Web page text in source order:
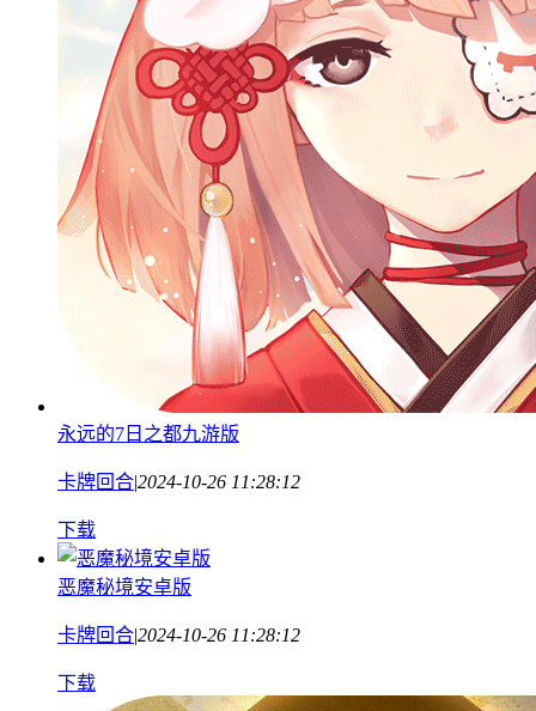
永远的7日之都九游版
卡牌回合|2024-10-26 11:28:12
下载
恶魔秘境安卓版
卡牌回合|2024-10-26 11:28:12
下载